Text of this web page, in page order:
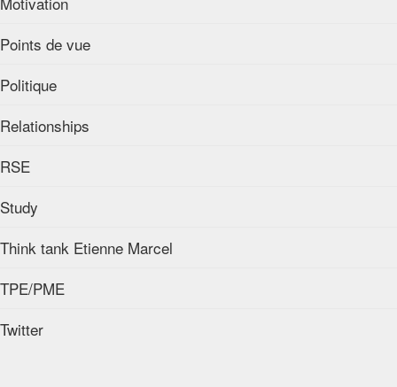
Points de vue
Politique
Relationships
RSE
Study
Think tank Etienne Marcel
TPE/PME
Twitter